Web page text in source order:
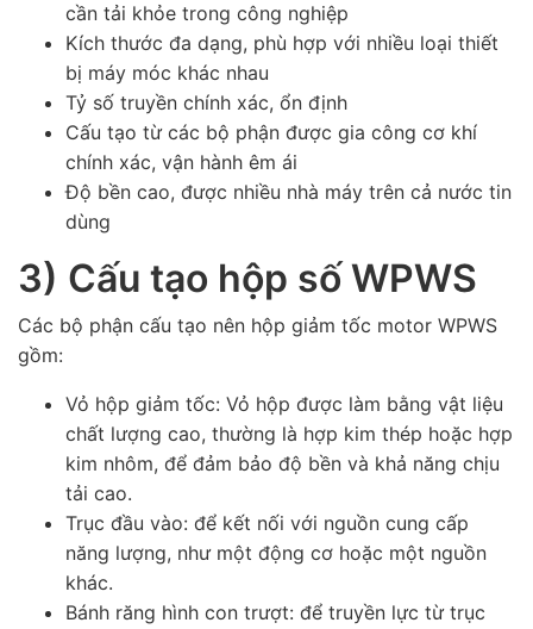
cần tải khỏe trong công nghiệp
Kích thước đa dạng, phù hợp với nhiều loại thiết
bị máy móc khác nhau
Tỷ số truyền chính xác, ổn định
Cấu tạo từ các bộ phận được gia công cơ khí
chính xác, vận hành êm ái
Độ bền cao, được nhiều nhà máy trên cả nước tin
dùng
3) Cấu tạo hộp số WPWS
Các bộ phận cấu tạo nên hộp giảm tốc motor WPWS
gồm:
Vỏ hộp giảm tốc: Vỏ hộp được làm bằng vật liệu
chất lượng cao, thường là hợp kim thép hoặc hợp
kim nhôm, để đảm bảo độ bền và khả năng chịu
tải cao.
Trục đầu vào: để kết nối với nguồn cung cấp
năng lượng, như một động cơ hoặc một nguồn
khác.
Bánh răng hình con trượt: để truyền lực từ trục